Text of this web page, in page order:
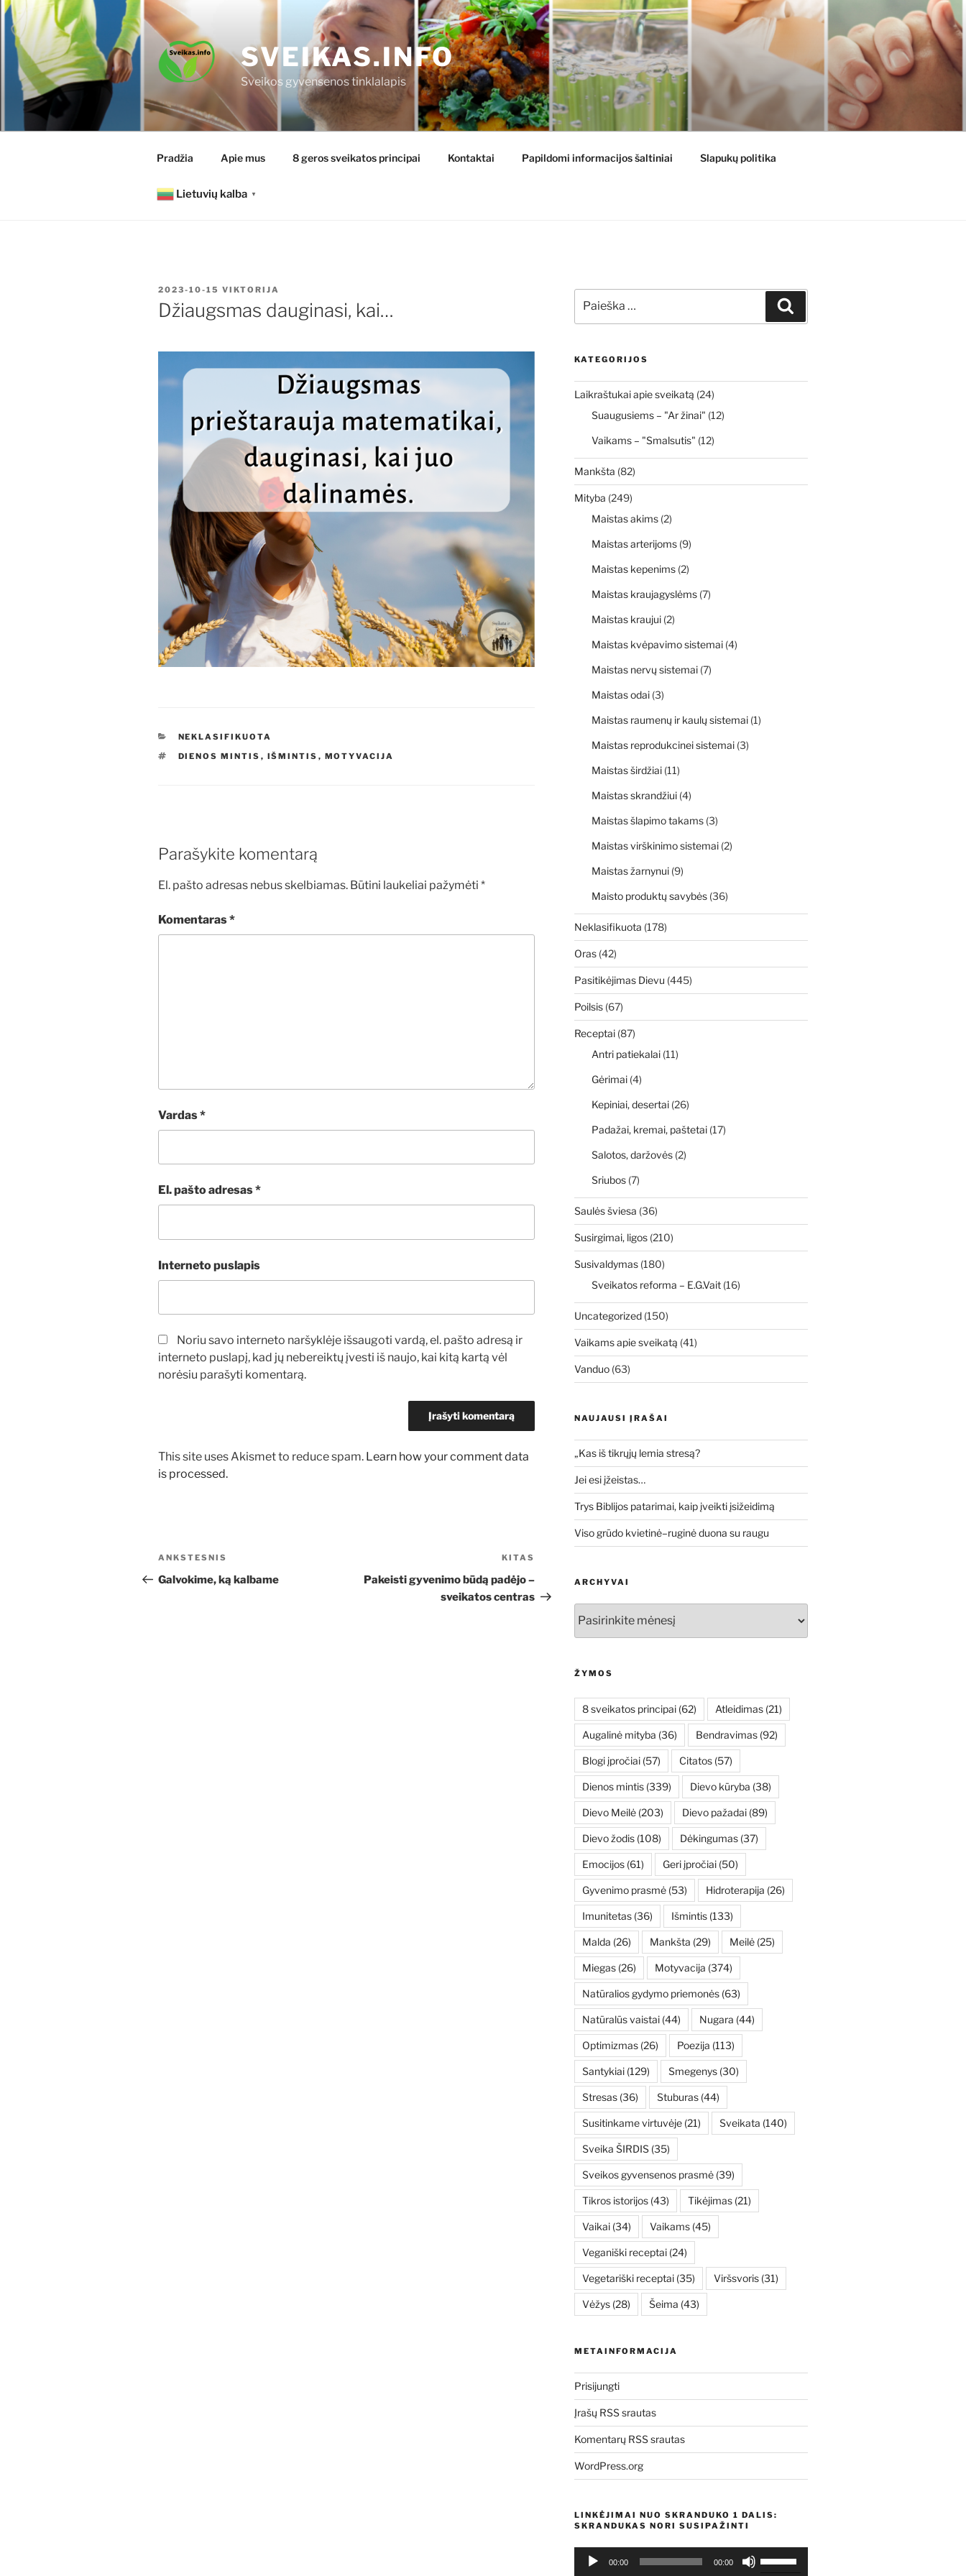
Eiti
prie
turinio
SVEIKAS.INFO
Sveikos gyvensenos tinklalapis
Pradžia Apie mus 8 geros sveikatos principai Kontaktai Papildomi informacijos šaltiniai Slapukų politika
Lietuvių kalba ▼
PASKELBTA
2023-10-15 VIKTORIJA
Džiaugsmas dauginasi, kai…
KATEGORIJOS
NEKLASIFIKUOTA
ŽYMOS
DIENOS MINTIS , IŠMINTIS , MOTYVACIJA
Parašykite komentarą
El. pašto adresas nebus skelbiamas. Būtini laukeliai pažymėti *
Komentaras*
Vardas*
El. pašto adresas*
Interneto puslapis
Noriu savo interneto naršyklėje išsaugoti vardą, el. pašto adresą ir
interneto puslapį, kad jų nebereiktų įvesti iš naujo, kai kitą kartą vėl
norėsiu parašyti komentarą.
This site uses Akismet to reduce spam. Learn how your comment data
is processed.
Navigacija
tarp
Ankstesnis
įrašas
ANKSTESNIS
Galvokime, ką kalbame
įrašas
KITAS
Pakeisti gyvenimo būdą padėjo –
sveikatos centras
KATEGORIJOS
Laikraštukai apie sveikatą (24)
Suaugusiems – "Ar žinai" (12)
Vaikams – "Smalsutis" (12)
Mankšta (82)
Mityba (249)
Maistas akims(2)
Maistas arterijoms(9)
Maistas kepenims(2)
Maistas kraujagyslėms(7)
Maistas kraujui(2)
Maistas kvėpavimo sistemai(4)
Maistas nervų sistemai(7)
Maistas odai(3)
Maistas raumenų ir kaulų sistemai(1)
Maistas reprodukcinei sistemai(3)
Maistas širdžiai(11)
Maistas skrandžiui(4)
Maistas šlapimo takams(3)
Maistas virškinimo sistemai(2)
Maistas žarnynui(9)
Maisto produktų savybės(36)
Neklasifikuota (178)
Oras(42)
Pasitikėjimas Dievu (445)
Poilsis(67)
Receptai(87)
Antri patiekalai(11)
Gėrimai(4)
Kepiniai, desertai(26)
Padažai, kremai, paštetai(17)
Salotos, daržovės(2)
Sriubos(7)
Saulės šviesa (36)
Susirgimai, ligos(210)
Susivaldymas(180)
Sveikatos reforma – E.G.Vait(16)
Uncategorized(150)
Vaikams apie sveikatą (41)
Vanduo(63)
NAUJAUSI ĮRAŠAI
„Kas iš tikrųjų lemia stresą?
Jei esi įžeistas…
Trys Biblijos patarimai, kaip įveikti įsižeidimą
Viso grūdo kvietinė–ruginė duona su raugu
ARCHYVAI
ŽYMOS
8 sveikatos principai(62) Atleidimas(21)
Augalinė mityba (36) Bendravimas(92)
Blogi įpročiai(57) Citatos(57)
Dienos mintis(339) Dievo kūryba (38)
Dievo Meilė(203) Dievo pažadai(89)
Dievo žodis(108) Dėkingumas(37)
Emocijos(61) Geri įpročiai(50)
Gyvenimo prasmė(53) Hidroterapija (26)
Imunitetas(36) Išmintis(133)
Malda (26) Mankšta (29) Meilė(25)
Miegas(26) Motyvacija (374)
Natūralios gydymo priemonės(63)
Natūralūs vaistai(44) Nugara (44)
Optimizmas(26) Poezija (113)
Santykiai(129) Smegenys(30)
Stresas(36) Stuburas(44)
Susitinkame virtuvėje(21) Sveikata (140)
Sveika ŠIRDIS(35)
Sveikos gyvensenos prasmė(39)
Tikros istorijos(43) Tikėjimas(21)
Vaikai(34) Vaikams(45)
Veganiški receptai(24)
Vegetariški receptai(35) Viršsvoris(31)
Vėžys(28) Šeima (43)
METAINFORMACIJA
Prisijungti
Įrašų RSS srautas
Komentarų RSS srautas
WordPress.org
LINKĖJIMAI NUO SKRANDUKO 1 DALIS:
SKRANDUKAS NORI SUSIPAŽINTI
Audio
grotuvas
00:00 00:00